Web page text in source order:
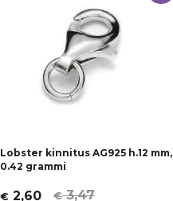
Lobster kinnitus AG925 h.12 mm,
0.42 grammi
€3,47
€ 2,60